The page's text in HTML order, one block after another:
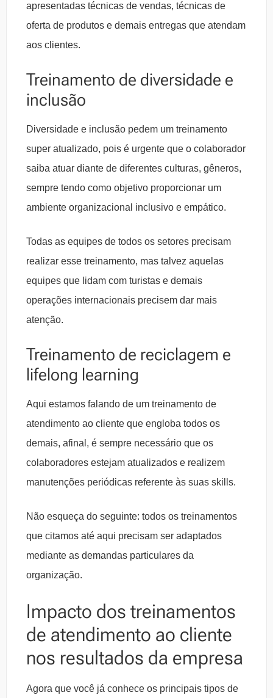
apresentadas técnicas de vendas, técnicas de
oferta de produtos e demais entregas que atendam
aos clientes.
Treinamento de diversidade e
inclusão
Diversidade e inclusão pedem um treinamento
super atualizado, pois é urgente que o colaborador
saiba atuar diante de diferentes culturas, gêneros,
sempre tendo como objetivo proporcionar um
ambiente organizacional inclusivo e empático.
Todas as equipes de todos os setores precisam
realizar esse treinamento, mas talvez aquelas
equipes que lidam com turistas e demais
operações internacionais precisem dar mais
atenção.
Treinamento de reciclagem e
lifelong learning
Aqui estamos falando de um treinamento de
atendimento ao cliente que engloba todos os
demais, afinal, é sempre necessário que os
colaboradores estejam atualizados e realizem
manutenções periódicas referente às suas skills.
Não esqueça do seguinte: todos os treinamentos
que citamos até aqui precisam ser adaptados
mediante as demandas particulares da
organização.
Impacto dos treinamentos
de atendimento ao cliente
nos resultados da empresa
Agora que você já conhece os principais tipos de